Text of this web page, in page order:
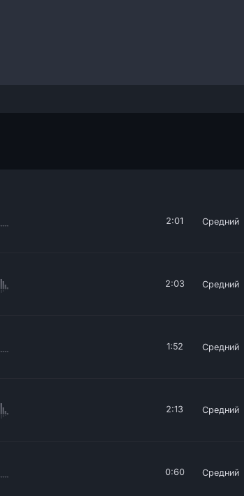
2:01 Средний
2:03 Средний
1:52 Средний
2:13 Средний
0:60 Средний